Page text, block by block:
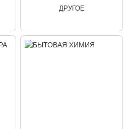
ДРУГОЕ